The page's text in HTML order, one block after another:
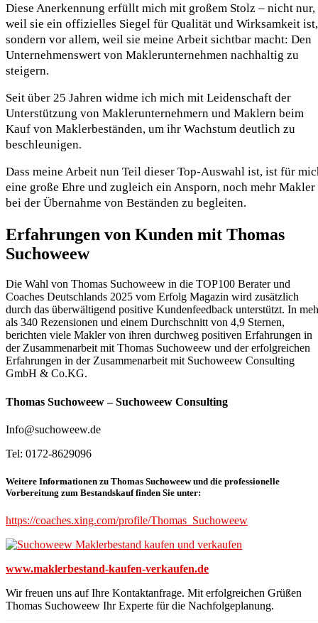
Diese Anerkennung erfüllt mich mit großem Stolz – nicht nur,
weil sie ein offizielles Siegel für Qualität und Wirksamkeit ist,
sondern vor allem, weil sie meine Arbeit sichtbar macht: Den
Unternehmenswert von Maklerunternehmen nachhaltig zu
steigern.
Seit über 25 Jahren widme ich mich mit Leidenschaft der
Unterstützung von Maklerunternehmern und Maklern beim
Kauf von Maklerbeständen, um ihr Wachstum deutlich zu
beschleunigen.
Dass meine Arbeit nun Teil dieser Top-Auswahl ist, ist für
eine große Ehre und zugleich ein Ansporn, noch mehr Makler
bei der Übernahme von Beständen zu begleiten.
Erfahrungen von Kunden mit Thomas
Suchoweew
Die Wahl von Thomas Suchoweew in die TOP100 Berater und
Coaches Deutschlands 2025 vom Erfolg Magazin wird zusätzlich
durch das überwältigend positive Kundenfeedback unterstützt. In
als 340 Rezensionen und einem Durchschnitt von 4,9 Sternen,
berichten viele Makler von ihren durchweg positiven Erfahrungen in
der Zusammenarbeit mit Thomas Suchoweew und der erfolgreichen
Erfahrungen in der Zusammenarbeit mit Suchoweew Consulting
GmbH & Co.KG.
Thomas Suchoweew – Suchoweew Consulting
Info@suchoweew.de
Tel: 0172-8629096
Weitere Informationen zu Thomas Suchoweew und die professionelle
Vorbereitung zum Bestandskauf finden Sie unter:
https://coaches.xing.com/profile/Thomas_Suchoweew
www.maklerbestand-kaufen-verkaufen.de
Wir freuen uns auf Ihre Kontaktanfrage. Mit erfolgreichen Grüßen
Thomas Suchoweew Ihr Experte für die Nachfolgeplanung.